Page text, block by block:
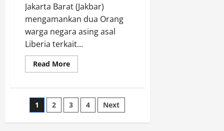
Jakarta Barat (Jakbar)
mengamankan dua Orang
warga negara asing asal
Liberia terkait...
Read MoreRead
more
Dua
Orang
WN
Posts
1 2 3 4 Next